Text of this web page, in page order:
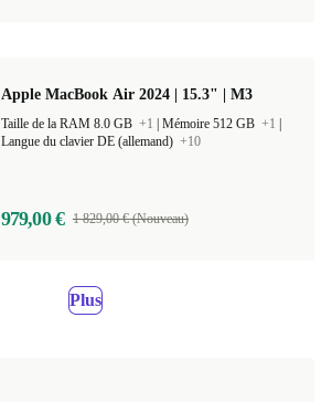
Apple MacBook Air 2024 | 15.3" | M3
Taille de la RAM 8.0 GB +1 Mémoire 512 GB +1
Langue du clavier DE (allemand) +10
979,00 € 1 829,00 € (Nouveau)
Plus